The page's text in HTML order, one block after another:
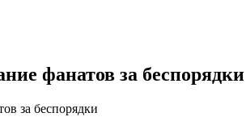
фанатов за беспорядки
за беспорядки